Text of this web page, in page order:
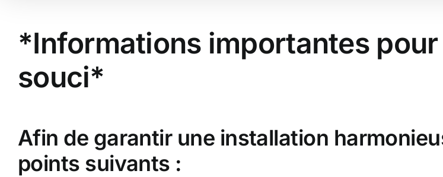
*Informations importantes
souci*
Afin de garantir une installation
points suivants :